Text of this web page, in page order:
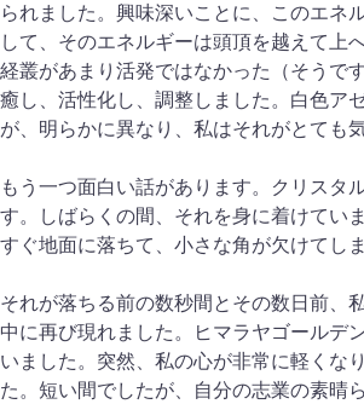
られました。興味深いことに、このエネ
して、そのエネルギーは頭頂を越えて上
経叢があまり活発ではなかった（そうで
癒し、活性化し、調整しました。白色ア
が、明らかに異なり、私はそれがとても
もう一つ面白い話があります。クリスタ
す。しばらくの間、それを身に着けてい
すぐ地面に落ちて、小さな角が欠けてし
それが落ちる前の数秒間とその数日前、
中に再び現れました。ヒマラヤゴールデ
いました。突然、私の心が非常に軽くな
た。短い間でしたが、自分の志業の素晴